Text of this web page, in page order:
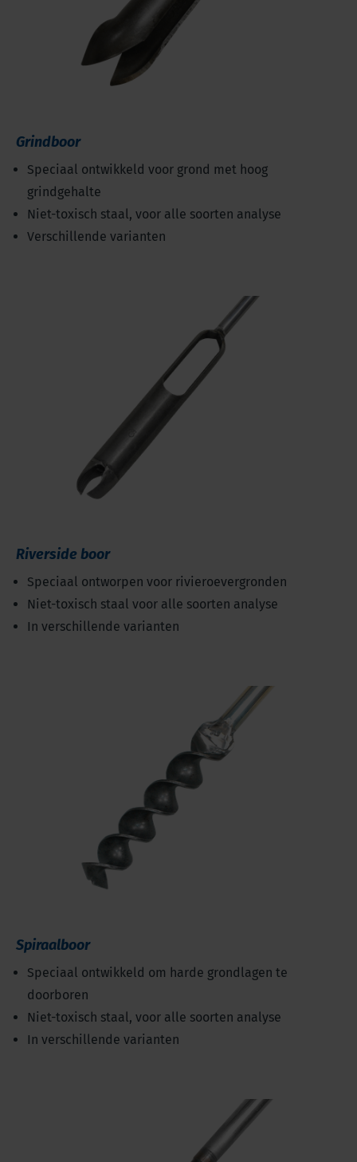
Grindboor
Speciaal ontwikkeld voor grond met hoog
grindgehalte
Niet-toxisch staal, voor alle soorten analyse
Verschillende varianten
Riverside boor
Speciaal ontworpen voor rivieroevergronden
Niet-toxisch staal voor alle soorten analyse
In verschillende varianten
Spiraalboor
Speciaal ontwikkeld om harde grondlagen te
doorboren
Niet-toxisch staal, voor alle soorten analyse
In verschillende varianten